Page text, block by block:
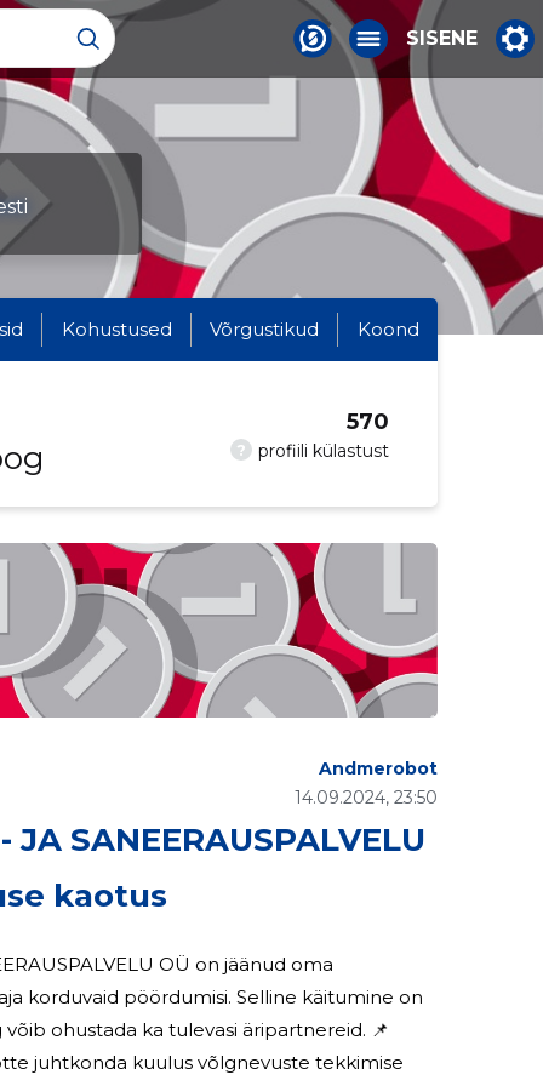
SISENE
Kohustused Võrgustikud Koond
? profiili külastust
570
JA SANEERAUSPALVELU
kaotus
14.09.2024, 23:50
Andmerobot
korduvaid pöördumisi. Selline käitumine on
ohustada ka tulevasi äripartnereid. 📌